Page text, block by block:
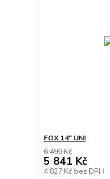
FOX 14" UNI
6 490 Kč
5 841 Kč
4 827 Kč bez DPH